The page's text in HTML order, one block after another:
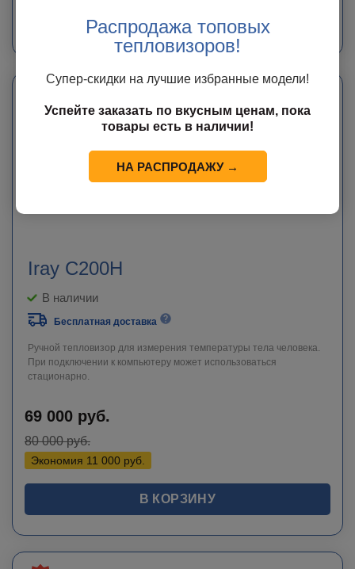
Iray C200H
В наличии
Бесплатная доставка
Ручной тепловизор для измерения температуры тела человека.
При подключении к компьютеру может использоваться
стационарно.
69 000 руб.
80 000руб.
Экономия 11 000 руб.
В КОРЗИНУ
Распродажа топовых
тепловизоров!
Супер-скидки на лучшие избранные модели!
Успейте заказать по вкусным ценам, пока
товары есть в наличии!
НА РАСПРОДАЖУ →